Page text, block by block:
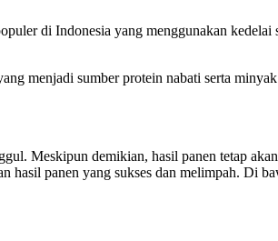
di Indonesia yang menggunakan
menjadi sumber protein nabati serta
Meskipun demikian, hasil panen tetap
panen yang sukses dan melimpah. Di